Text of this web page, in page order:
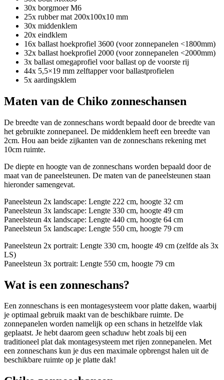
30x borgmoer M6
25x rubber mat 200x100x10 mm
30x middenklem
20x eindklem
16x ballast hoekprofiel 3600 (voor zonnepanelen <1800mm)
32x ballast hoekprofiel 2000 (voor zonnepanelen <2000mm)
3x ballast omegaprofiel voor ballast op de voorste rij
44x 5,5×19 mm zelftapper voor ballastprofielen
5x aardingsklem
Maten van de Chiko zonneschansen
De breedte van de zonneschans wordt bepaald door de breedte van
het gebruikte zonnepaneel. De middenklem heeft een breedte van
2cm. Hou aan beide zijkanten van de zonneschans rekening met
10cm ruimte.
De diepte en hoogte van de zonneschans worden bepaald door de
maat van de paneelsteunen. De maten van de paneelsteunen staan
hieronder samengevat.
Paneelsteun 2x landscape: Lengte 222 cm, hoogte 32 cm
Paneelsteun 3x landscape: Lengte 330 cm, hoogte 49 cm
Paneelsteun 4x landscape: Lengte 440 cm, hoogte 64 cm
Paneelsteun 5x landscape: Lengte 550 cm, hoogte 79 cm
Paneelsteun 2x portrait: Lengte 330 cm, hoogte 49 cm (zelfde als 3x
LS)
Paneelsteun 3x portrait: Lengte 550 cm, hoogte 79 cm
Wat is een zonneschans?
Een zonneschans is een montagesysteem voor platte daken, waarbij
je optimaal gebruik maakt van de beschikbare ruimte. De
zonnepanelen worden namelijk op een schans in hetzelfde vlak
geplaatst. Je hebt daarom geen schaduw hebt zoals bij een
traditioneel plat dak montagesysteem met rijen zonnepanelen. Met
een zonneschans kun je dus een maximale opbrengst halen uit de
beschikbare ruimte op je platte dak!